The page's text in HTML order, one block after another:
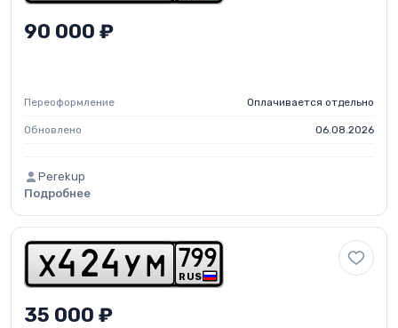
90 000 ₽
Переоформление Оплачивается отдельно
Обновлено 06.08.2026
Perekup
Подробнее
x 4 2 4 y m RUS
799
35 000 ₽